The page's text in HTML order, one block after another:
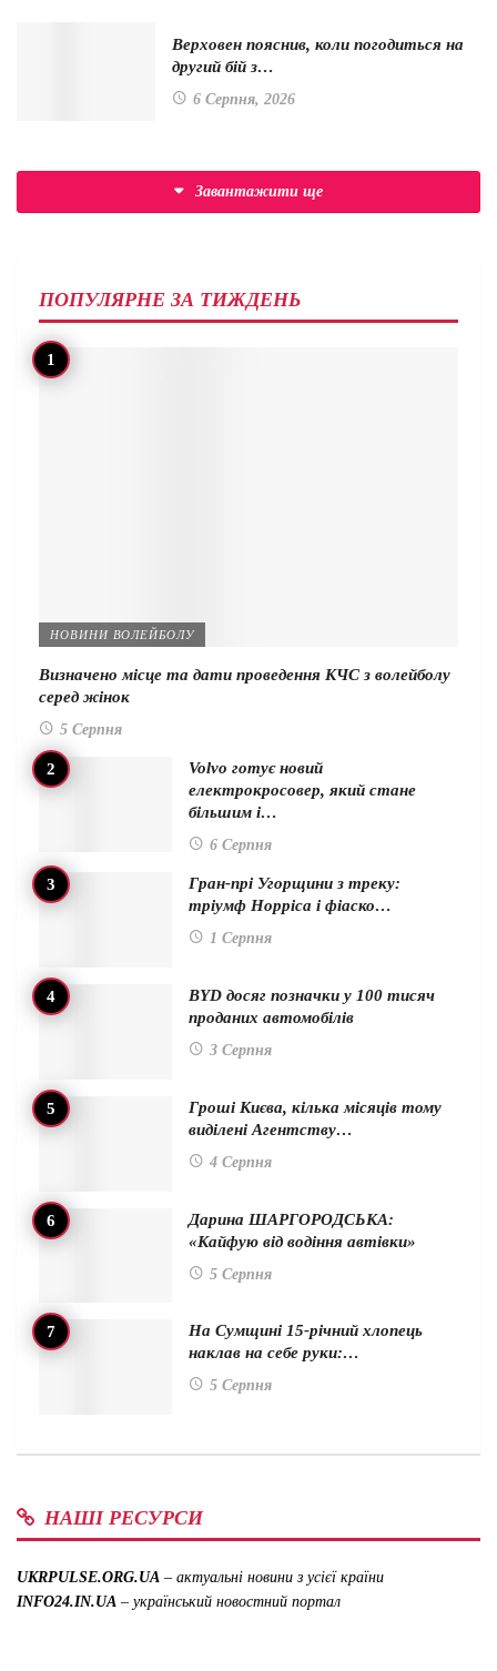
Верховен пояснив, коли погодиться на
другий бій з…
6 Серпня, 2026
Завантажити ще
ПОПУЛЯРНЕ ЗА ТИЖДЕНЬ
НОВИНИ ВОЛЕЙБОЛУ
Визначено місце та дати проведення КЧС з волейболу
серед жінок
5 Серпня
Volvo готує новий
електрокросовер, який стане
більшим і…
6 Серпня
Гран-прі Угорщини з треку:
тріумф Норріса і фіаско…
1 Серпня
BYD досяг позначки у 100 тисяч
проданих автомобілів
3 Серпня
Гроші Києва, кілька місяців тому
виділені Агентству…
4 Серпня
Дарина ШАРГОРОДСЬКА:
«Кайфую від водіння автівки»
5 Серпня
На Сумщині 15-річний хлопець
наклав на себе руки:…
5 Серпня
НАШІ РЕСУРСИ
UKRPULSE.ORG.UA – актуальні новини з усієї країни
INFO24.IN.UA – український новостний портал